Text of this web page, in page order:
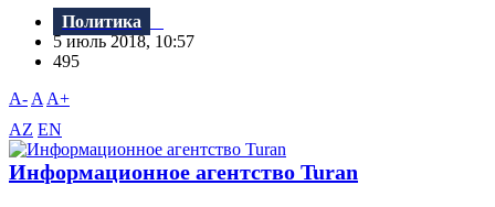
Политика
5 июль 2018, 10:57
495
A- A A+
AZ EN
Информационное агентство Turan